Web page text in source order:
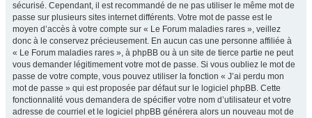
sécurisé. Cependant, il est recommandé de ne pas utiliser le même mot de
passe sur plusieurs sites internet différents. Votre mot de passe est le
moyen d’accès à votre compte sur « Le Forum maladies rares », veillez
donc à le conservez précieusement. En aucun cas une personne affiliée à
« Le Forum maladies rares », à phpBB ou à un site de tierce partie ne peut
vous demander légitimement votre mot de passe. Si vous oubliez le mot de
passe de votre compte, vous pouvez utiliser la fonction « J’ai perdu mon
mot de passe » qui est proposée par défaut sur le logiciel phpBB. Cette
fonctionnalité vous demandera de spécifier votre nom d’utilisateur et votre
adresse de courriel et le logiciel phpBB générera alors un nouveau mot de